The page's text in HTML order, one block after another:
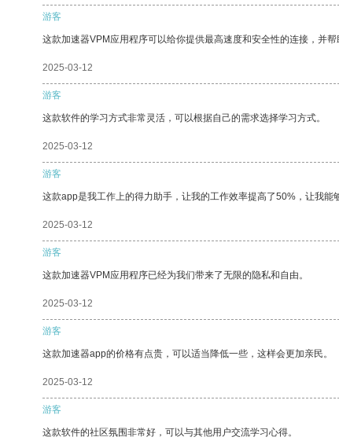
游客
这款加速器VPM应用程序可以给你提供最高速度和安全性的连接，并帮
2025-03-12
游客
这款软件的学习方式非常灵活，可以根据自己的需求选择学习方式。
2025-03-12
游客
这款app是我工作上的得力助手，让我的工作效率提高了50%，让我能
2025-03-12
游客
这款加速器VPM应用程序已经为我们带来了无限的隐私和自由。
2025-03-12
游客
这款加速器app的价格有点贵，可以适当降低一些，这样会更加亲民。
2025-03-12
游客
这款软件的社区氛围非常好，可以与其他用户交流学习心得。